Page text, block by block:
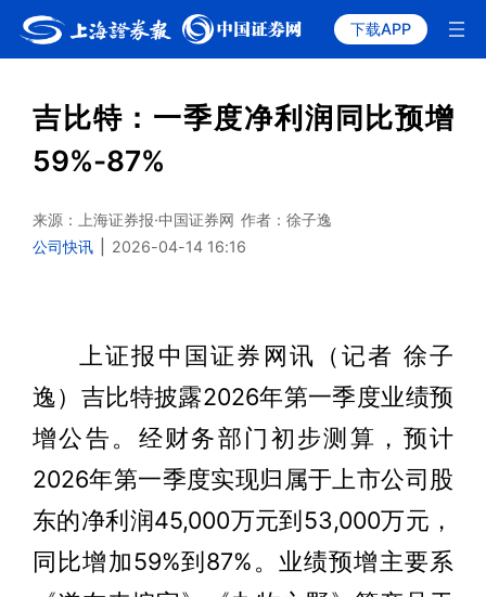
下载APP
吉比特：一季度净利润同比预增
59%-87%
来源：上海证券报·中国证券网 作者：徐子逸
公司快讯
2026-04-14 16:16
上证报中国证券网讯（记者 徐子
逸）吉比特披露2026年第一季度业绩预
增公告。经财务部门初步测算，预计
2026年第一季度实现归属于上市公司股
东的净利润45,000万元到53,000万元，
同比增加59%到87%。业绩预增主要系